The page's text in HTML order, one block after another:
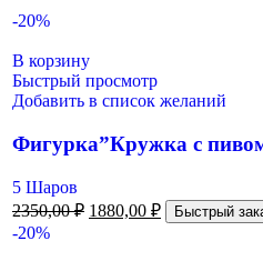
-20%
В корзину
Быстрый просмотр
Добавить в список желаний
Фигурка”Кружка с
5 Шаров
2350,00₽ 1880,00 ₽ Быстрый
-20%